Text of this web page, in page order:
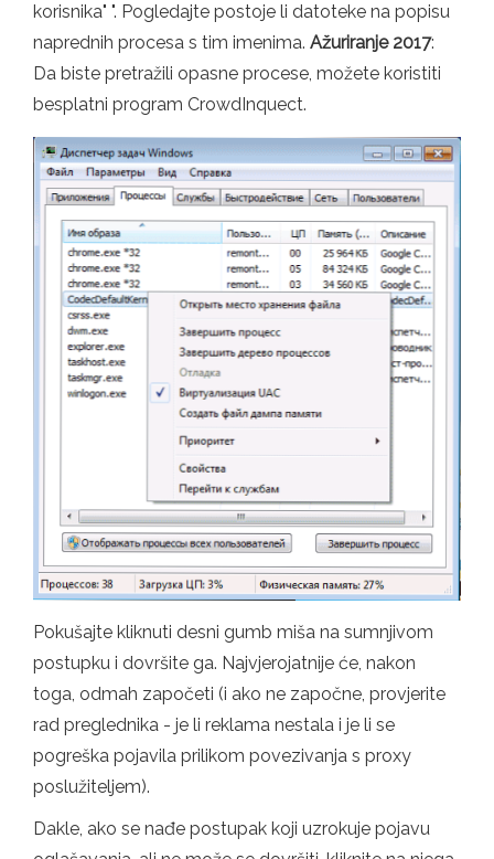
korisnika" ". Pogledajte postoje li datoteke na popisu
naprednih procesa s tim imenima. Ažuriranje 2017:
Da biste pretražili opasne procese, možete koristiti
besplatni program CrowdInquect.
Pokušajte kliknuti desni gumb miša na sumnjivom
postupku i dovršite ga. Najvjerojatnije će, nakon
toga, odmah započeti (i ako ne započne, provjerite
rad preglednika - je li reklama nestala i je li se
pogreška pojavila prilikom povezivanja s proxy
poslužiteljem).
Dakle, ako se nađe postupak koji uzrokuje pojavu